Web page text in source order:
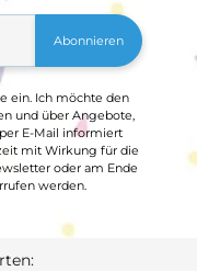
Abonnieren
ein. Ich möchte den
und über Angebote,
E-Mail informiert
mit Wirkung für die
oder am Ende
werden.